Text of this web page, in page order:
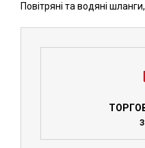
Повітряні та водяні шланги,